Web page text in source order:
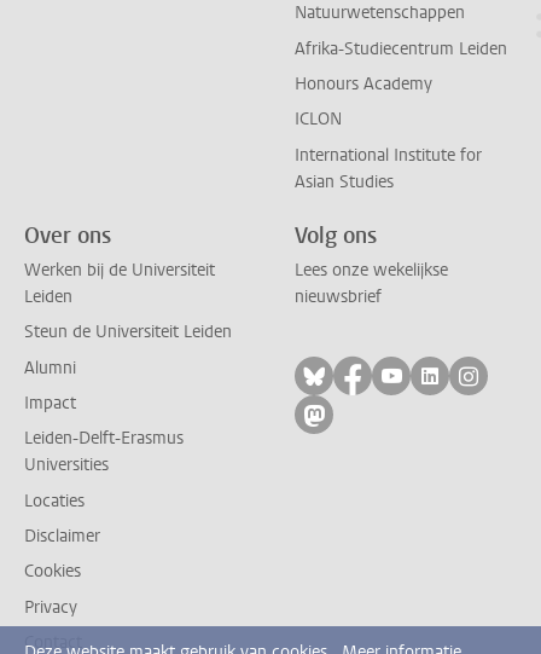
Natuurwetenschappen
Afrika-Studiecentrum Leiden
Honours Academy
ICLON
International Institute for
Asian Studies
Over ons
Werken bij de Universiteit
Leiden
Steun de Universiteit Leiden
Alumni
Impact
Leiden-Delft-Erasmus
Universities
Locaties
Disclaimer
Cookies
Privacy
Contact
Volg ons
Lees onze wekelijkse
nieuwsbrief
Volg ons op bluesky
Volg ons op
Volg ons op
Volg ons
Volg
Volg ons op mastodon